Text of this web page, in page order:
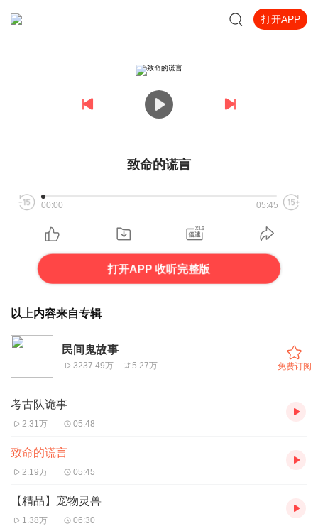
打开APP
致命的谎言
00:00 05:45
打开APP 收听完整版
以上内容来自专辑
民间鬼故事
3237.49万 5.27万 免费订阅
考古队诡事
2.31万 05:48
致命的谎言
2.19万 05:45
【精品】宠物灵兽
1.38万 06:30